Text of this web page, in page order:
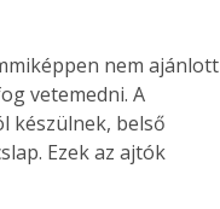
nem ajánlott
vetemedni. A
készülnek, belső
Ezek az ajtók